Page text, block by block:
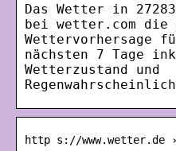
Das Wetter in
bei wetter.com die
Wettervorhersage
nächsten 7 Tage
Wetterzustand und
http s://www.wetter.de